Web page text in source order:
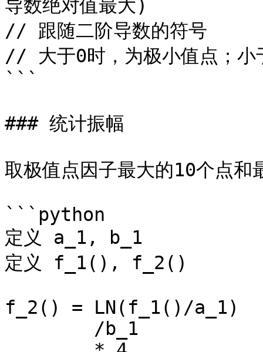
导数绝对值最大)
// 跟随二阶导数的符号
// 大于0时，为极小值点；小
```
### 统计振幅
取极值点因子最大的10个点和
```python
定义 a_1, b_1
定义 f_1(), f_2()
f_2() = LN(f_1()/a_1)